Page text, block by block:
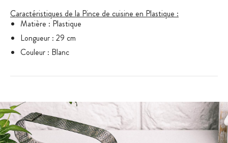
Caractéristiques de la Pince de cuisine en Plastique :
Matière : Plastique
Longueur : 29 cm
Couleur : Blanc